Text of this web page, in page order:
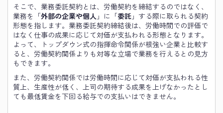
そこで、業務委託契約とは、労働契約を締結するのではなく、
業務を「外部の企業や個人 」に「委託 」する際に取られる契約
形態を指します。業務委託契約締結後は、労働時間での評価で
はなく仕事の成果に応じて対価が支払われる形態となります。
よって、トップダウン式の指揮命令関係が根強い企業と比較す
ると、労働契約関係よりも対等な立場で業務を行えるとの見方
もできます。
また、労働契約関係では労働時間に応じて対価が支払われる性
質上、生産性が低く、上司の期待する成果を上げなかったとし
ても最低賃金を下回る給与での支払いはできません。